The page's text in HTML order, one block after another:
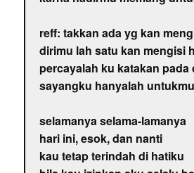
reff: takkan ada yg kan
dirimu lah satu kan mengisi
percayalah ku katakan pada
sayangku hanyalah untukmu
selamanya selama-lamanya
hari ini, esok, dan nanti
kau tetap terindah di hatiku